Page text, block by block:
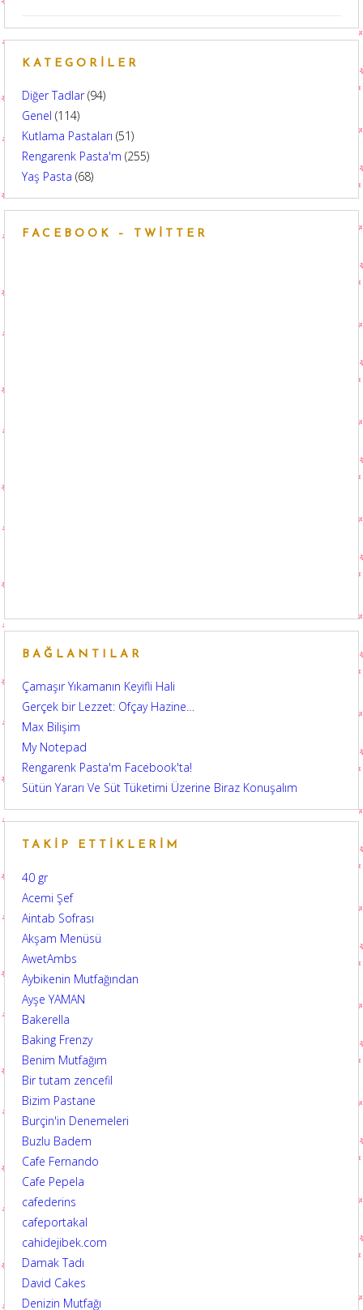
KATEGORILER
Diğer Tadlar(94)
Genel (114)
Kutlama Pastaları (51)
Rengarenk Pasta'm (255)
Yaş Pasta (68)
FACEBOOK – TWITTER
BAĞLANTILAR
Çamaşır Yıkamanın Keyifli Hali
Gerçek bir Lezzet: Ofçay Hazine…
Max Bilişim
My Notepad
Rengarenk Pasta'm Facebook'ta!
Sütün Yararı Ve Süt Tüketimi Üzerine Biraz Konuşalım
TAKIP ETTIKLERIM
40 gr
Acemi Şef
Aintab Sofrası
Akşam Menüsü
AwetAmbs
Aybikenin Mutfağından
Ayşe YAMAN
Bakerella
Baking Frenzy
Benim Mutfağım
Bir tutam zencefil
Bizim Pastane
Burçin'in Denemeleri
Buzlu Badem
Cafe Fernando
Cafe Pepela
cafederins
cafeportakal
cahidejibek.com
Damak Tadı
David Cakes
Denizin Mutfağı